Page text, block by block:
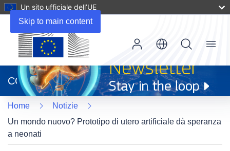
Skip to main content
Un sito ufficiale dell’UE
apre
in
una
nuova
finestra)
CORDIS
Menu
Home
Notizie
Un mondo nuovo? Prototipo di utero artificiale dà speranza
a neonati